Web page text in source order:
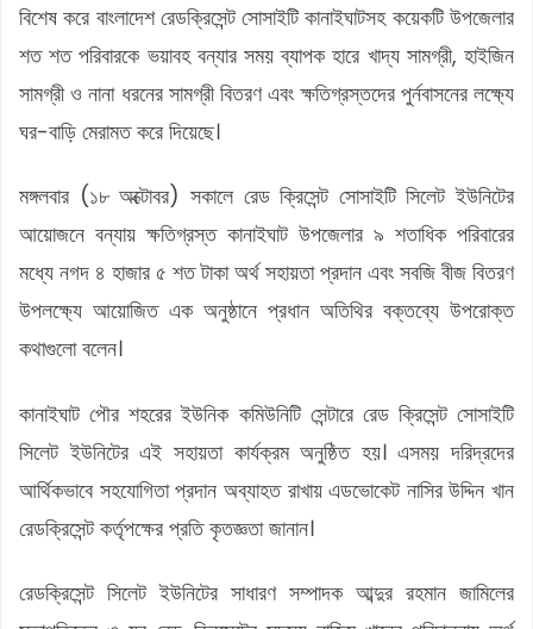
বিশেষ করে বাংলাদেশ রেডক্রিসেন্ট সোসাইটি কানাইঘাটসহ কয়েকটি উপজেলার
শত শত পরিবারকে ভয়াবহ বন্যার সময় ব্যাপক হারে খাদ্য সামগ্রী, হাইজিন
সামগ্রী ও নানা ধরনের সামগ্রী বিতরণ এবং ক্ষতিগ্রস্তদের পুর্নবাসনের লক্ষ্যে
ঘর-বাড়ি মেরামত করে দিয়েছে।
মঙ্গলবার (১৮ অক্টোবর) সকালে রেড ক্রিসেন্ট সোসাইটি সিলেট ইউনিটের
আয়োজনে বন্যায় ক্ষতিগ্রস্ত কানাইঘাট উপজেলার ৯ শতাধিক পরিবারের
মধ্যে নগদ ৪ হাজার ৫ শত টাকা অর্থ সহায়তা প্রদান এবং সবজি বীজ বিতরণ
উপলক্ষ্যে আয়োজিত এক অনুষ্ঠানে প্রধান অতিথির বক্তব্যে উপরোক্ত
কথাগুলো বলেন।
কানাইঘাট পৌর শহরের ইউনিক কমিউনিটি সেন্টারে রেড ক্রিসেন্ট সোসাইটি
সিলেট ইউনিটের এই সহায়তা কার্যক্রম অনুষ্ঠিত হয়। এসময় দরিদ্রদের
আর্থিকভাবে সহযোগিতা প্রদান অব্যাহত রাখায় এডভোকেট নাসির উদ্দিন খান
রেডক্রিসেন্ট কর্তৃপক্ষের প্রতি কৃতজ্ঞতা জানান।
রেডক্রিসেন্ট সিলেট ইউনিটের সাধারণ সম্পাদক আব্দুর রহমান জামিলের